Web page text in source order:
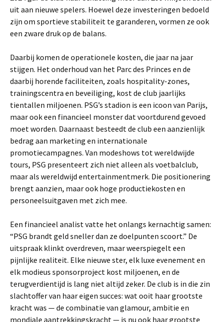
uit aan nieuwe spelers. Hoewel deze investeringen bedoeld
zijn om sportieve stabiliteit te garanderen, vormen ze ook
een zware druk op de balans.
Daarbij komen de operationele kosten, die jaar na jaar
stijgen. Het onderhoud van het Parc des Princes en de
daarbij horende faciliteiten, zoals hospitality-zones,
trainingscentra en beveiliging, kost de club jaarlijks
tientallen miljoenen. PSG’s stadion is een icoon van Parijs,
maar ook een financieel monster dat voortdurend gevoed
moet worden. Daarnaast besteedt de club een aanzienlijk
bedrag aan marketing en internationale
promotiecampagnes. Van modeshows tot wereldwijde
tours, PSG presenteert zich niet alleen als voetbalclub,
maar als wereldwijd entertainmentmerk. Die positionering
brengt aanzien, maar ook hoge productiekosten en
personeelsuitgaven met zich mee.
Een financieel analist vatte het onlangs kernachtig samen:
“PSG brandt geld sneller dan ze doelpunten scoort.” De
uitspraak klinkt overdreven, maar weerspiegelt een
pijnlijke realiteit. Elke nieuwe ster, elk luxe evenement en
elk modieus sponsorproject kost miljoenen, en de
terugverdientijd is lang niet altijd zeker. De club is in die zin
slachtoffer van haar eigen succes: wat ooit haar grootste
kracht was — de combinatie van glamour, ambitie en
mondiale aantrekkingskracht — is nu ook haar grootste